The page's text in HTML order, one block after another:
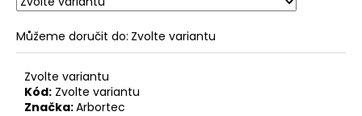
Můžeme doručit do: Zvolte variantu
Zvolte variantu
Kód: Zvolte variantu
Značka:Arbortec